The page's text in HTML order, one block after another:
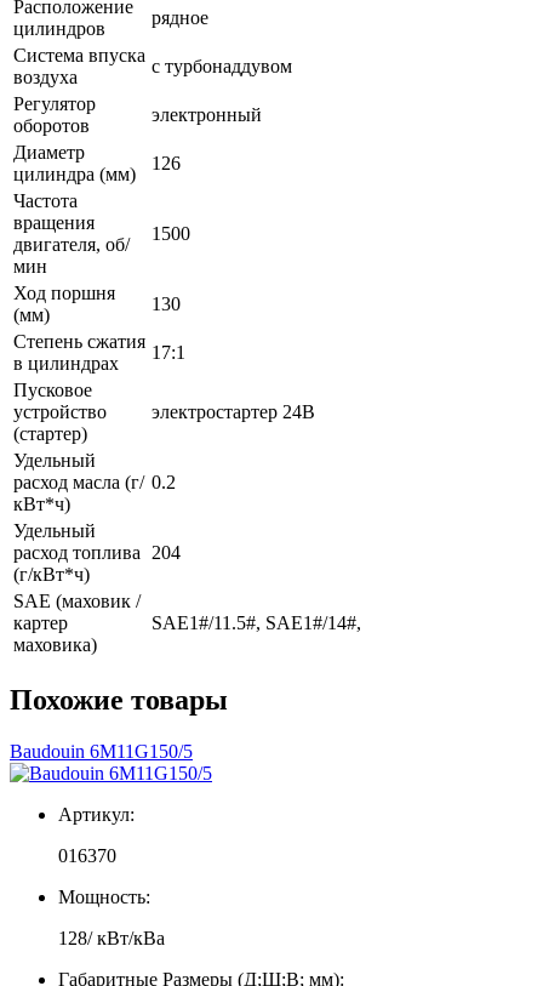
Расположение
цилиндров
рядное
Система впуска
воздуха
с турбонаддувом
Регулятор
оборотов
электронный
Диаметр
цилиндра (мм)
126
Частота
вращения
двигателя, об/
мин
1500
Ход поршня
(мм)
130
Степень сжатия
в цилиндрах
17:1
Пусковое
устройство
(стартер)
электростартер 24В
Удельный
расход масла (г/
кВт*ч)
0.2
Удельный
расход топлива
(г/кВт*ч)
204
SAE (маховик /
картер
маховика)
SAE1#/11.5#, SAE1#/14#,
Похожие товары
Baudouin 6M11G150/5
Артикул:
016370
Мощность:
128/ кВт/кВа
Габаритные Размеры (Д;Ш;В; мм):